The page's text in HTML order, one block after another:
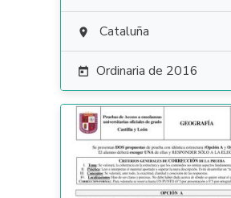
 Cataluña
 Ordinaria de 2016